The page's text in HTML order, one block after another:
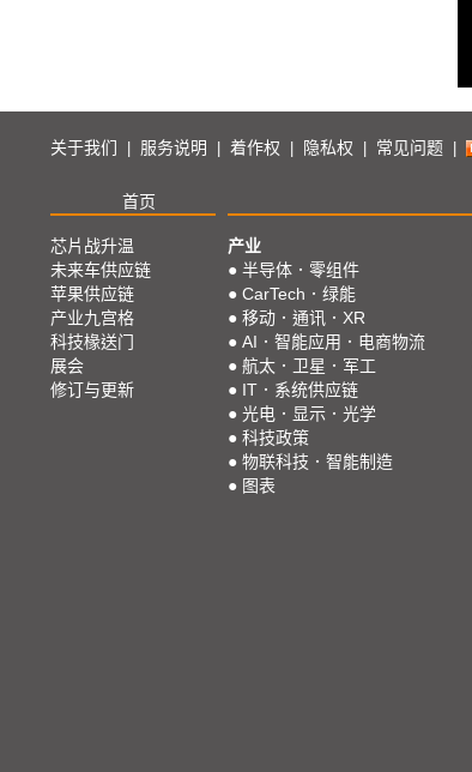
关于我们 服务说明 着作权 隐私权 常见问题
首页
芯片战升温
未来车供应链
苹果供应链
产业九宫格
科技椽送门
展会
修订与更新
产业
● 半导体．零组件
● CarTech．绿能
● 移动．通讯．XR
● AI．智能应用．电商物流
● 航太．卫星．军工
● IT．系统供应链
● 光电．显示．光学
● 科技政策
● 物联科技．智能制造
● 图表